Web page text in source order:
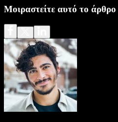
Μοιραστείτε αυτό το άρθρο